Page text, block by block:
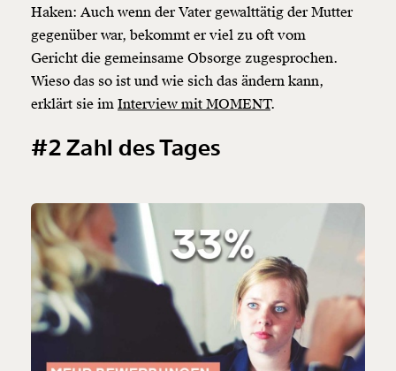
Haken: Auch wenn der Vater gewalttätig der Mutter
gegenüber war, bekommt er viel zu oft vom
Gericht die gemeinsame Obsorge zugesprochen.
Wieso das so ist und wie sich das ändern kann,
erklärt sie im Interview mit MOMENT.
#2 Zahl des Tages